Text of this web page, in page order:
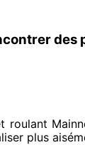
des
roulant
plus